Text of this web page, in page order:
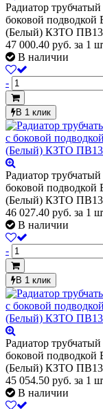
Радиатор
боковой
(Белый) КЗТО
47 000.40 руб. за 1
В наличии
-
В 1 клик
Радиатор
боковой
(Белый) КЗТО
46 027.40 руб. за 1
В наличии
-
В 1 клик
Радиатор
боковой
(Белый) КЗТО
45 054.50 руб. за 1
В наличии